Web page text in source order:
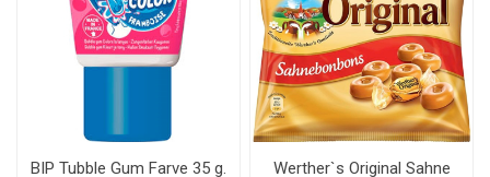
BIP Tubble Gum Farve 35 g.
Werther`s Original Sahne